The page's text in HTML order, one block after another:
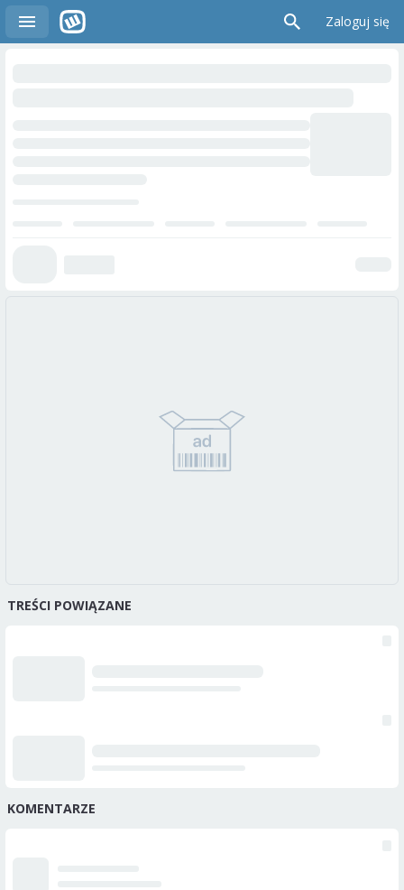
Zaloguj się
TREŚCI POWIĄZANE
KOMENTARZE